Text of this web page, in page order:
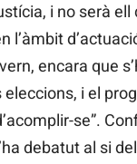
i no serà ell
l’àmbit
encara que
i el
se”.
debatut al si